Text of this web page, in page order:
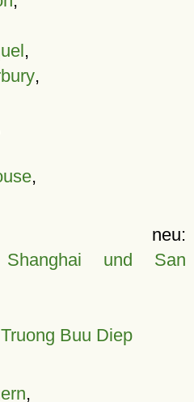
,
,
,
und San
Buu Diep
,